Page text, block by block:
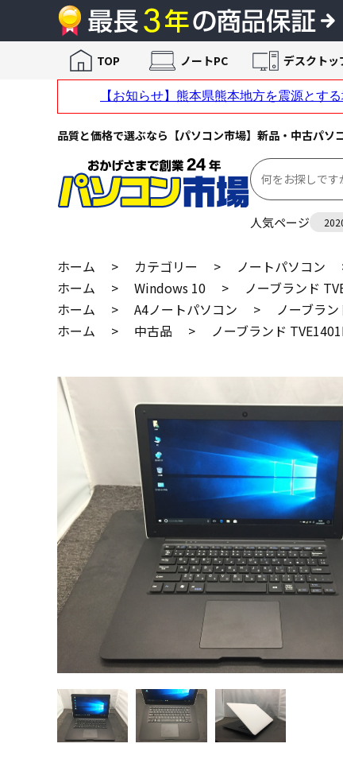
品質と価格で選ぶなら【パソコン市場】新品・中古パソ
人気ページ
TOP ノートPC デスクトッ
ホーム > カテゴリー > ノートパソコン
ホーム
> Windows 10 >
ノーブランド
ホーム
> A4ノートパソコン >
ノーブラ
ホーム
> 中古品 > ノーブランド